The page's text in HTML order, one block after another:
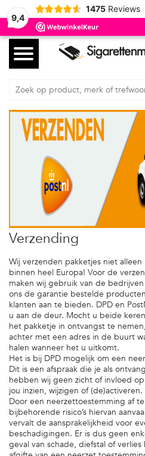
9,4
1475 Reviews
Verzending
Wij verzenden pakketjes niet
binnen heel Europa! Voor de
maken wij gebruik van de
ons de garantie bestelde
klanten aan te bieden. DPD en
u aan de deur. Mocht u beide
het pakketje in ontvangst te
achter met een adres in de buurt
halen wanneer het u uitkomt.
Het is bij DPD mogelijk om een
Dit is een afspraak die je als
hebben wij geen zicht of invloed
jou inzien, wijzigen of (de)activeren.
Door een neerzettoestemming af
bijbehorende risico’s hiervan
vervalt de aansprakelijkheid voor
beschadigingen. Er is dus geen
geval van schade, diefstal of